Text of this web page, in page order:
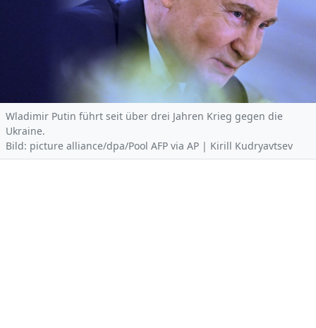
Wladimir Putin führt seit über drei Jahren Krieg gegen die
Ukraine.
Bild: picture alliance/dpa/Pool AFP via AP | Kirill Kudryavtsev